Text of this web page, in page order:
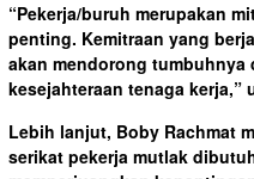
“Pekerja/buruh merupakan
penting. Kemitraan yang
akan mendorong
kesejahteraan tenaga kerja,”
Lebih lanjut, Boby Rachmat
serikat pekerja mutlak